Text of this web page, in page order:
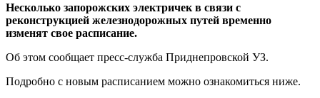
Несколько запорожских электричек в связи с
реконструкцией железнодорожных путей временно
изменят свое расписание.
Об этом сообщает пресс-служба Приднепровской УЗ.
Подробно с новым расписанием можно ознакомиться ниже.